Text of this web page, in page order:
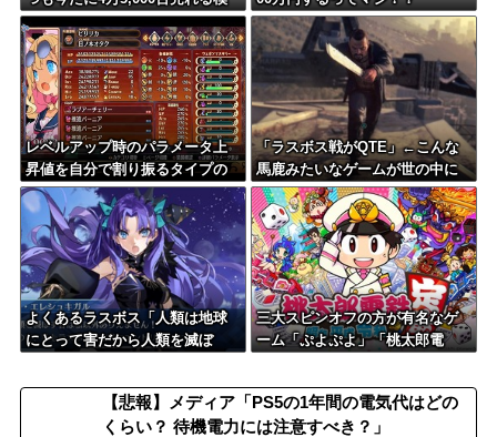
様・・・・・・
レベルアップ時のパラメータ上
昇値を自分で割り振るタイプの
ゲーム嫌い
「ラスボス戦がQTE」←こんな
馬鹿みたいなゲームが世の中に
は存在するらしい
よくあるラスボス「人類は地球
にとって害だから人類を滅ぼ
三大スピンオフの方が有名なゲ
ーム「ぷよぷよ」「桃太郎電
【悲報】メディア「PS5の1年間の電気代はどの
くらい？ 待機電力には注意すべき？」